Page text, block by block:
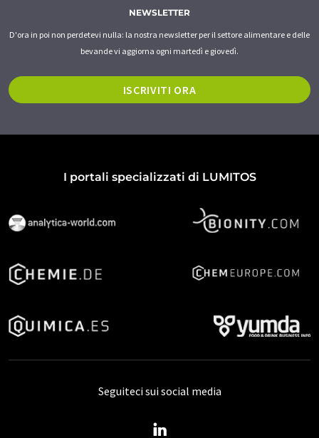
NEWSLETTER
D'ora in poi non perdetevi nulla: la nostra newsletter per il settore alimentare e delle
bevande vi aggiorna ogni martedì e giovedì.
ISCRIVITI ORA
I portali specializzati di LUMITOS
Seguiteci sui social media